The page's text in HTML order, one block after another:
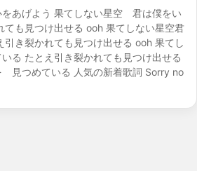
あげよう 果てしない星空 君は僕をい
ても見つけ出せる ooh 果てしない星空君
き裂かれても見つけ出せる ooh 果てし
る たとえ引き裂かれても見つけ出せる
見つめている 人気の新着歌詞 Sorry no